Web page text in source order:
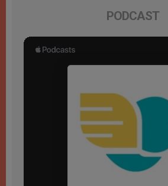
PODCAST